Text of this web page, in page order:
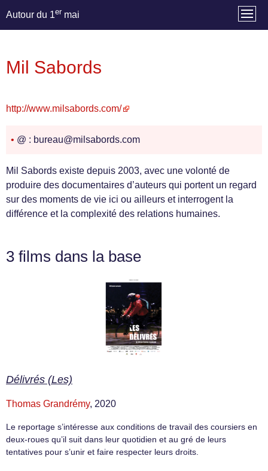
Autour du 1er mai
Mil Sabords
http://www.milsabords.com/
• @ : bureau@milsabords.com
Mil Sabords existe depuis 2003, avec une volonté de
produire des documentaires d’auteurs qui portent un regard
sur des moments de vie ici ou ailleurs et interrogent la
différence et la complexité des relations humaines.
3 films dans la base
Délivrés (Les)
Thomas Grandrémy, 2020
Le reportage s’intéresse aux conditions de travail des coursiers en
deux-roues qu’il suit dans leur quotidien et au gré de leurs
tentatives pour s’unir et faire respecter leurs droits.